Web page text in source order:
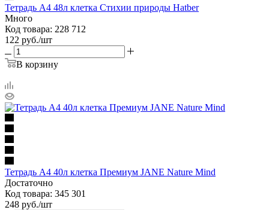
Тетрадь А4 48л клетка Стихии природы Hatber
Много
Код товара: 228 712
122 руб./шт
В корзину
Тетрадь А4 40л клетка Премиум JANE Nature Mind
Достаточно
Код товара: 345 301
248 руб./шт